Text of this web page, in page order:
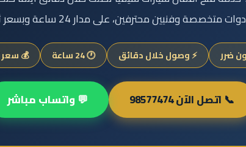
محترفين، على مدار 24 ساعة وبسعر ثابت تعرفه قبل تحرك الفني.
ضرر ⚡ وصول خلال دقائق 🕐 24 ساعة 💰
📞 اتصل الآن 98577474 💬 واتساب مباشر